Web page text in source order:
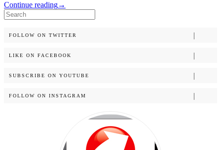
Continue reading→
Search
for:
FOLLOW ON TWITTER
LIKE ON FACEBOOK
SUBSCRIBE ON YOUTUBE
FOLLOW ON INSTAGRAM